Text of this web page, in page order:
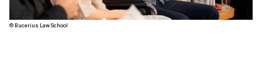
© Bucerius Law School